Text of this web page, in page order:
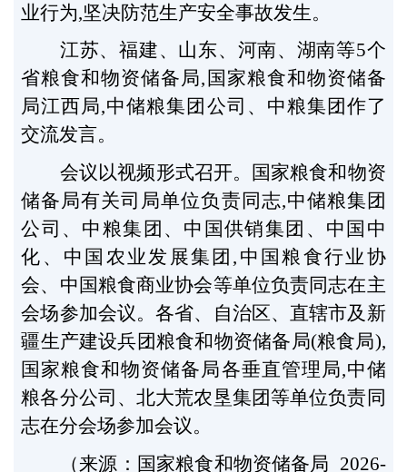
业行为,坚决防范生产安全事故发生。
江苏、福建、山东、河南、湖南等5个
省粮食和物资储备局,国家粮食和物资储备
局江西局,中储粮集团公司、中粮集团作了
交流发言。
会议以视频形式召开。国家粮食和物资
储备局有关司局单位负责同志,中储粮集团
公司、中粮集团、中国供销集团、中国中
化、中国农业发展集团,中国粮食行业协
会、中国粮食商业协会等单位负责同志在主
会场参加会议。各省、自治区、直辖市及新
疆生产建设兵团粮食和物资储备局(粮食局),
国家粮食和物资储备局各垂直管理局,中储
粮各分公司、北大荒农垦集团等单位负责同
志在分会场参加会议。
（来源：国家粮食和物资储备局 2026-